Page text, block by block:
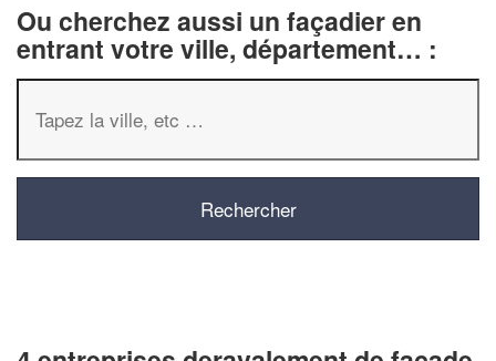
Ou cherchez aussi un façadier en
entrant votre ville, département… :